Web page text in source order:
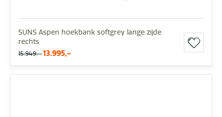
SUNS Aspen hoekbank softgrey lange zijde
rechts
15.949,- 13.995,-